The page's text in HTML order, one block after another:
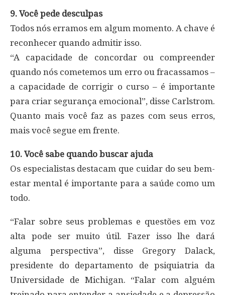
9. Você pede desculpas
Todos nós erramos em algum momento. A chave é
reconhecer quando admitir isso.
“A capacidade de concordar ou compreender
quando nós cometemos um erro ou fracassamos –
a capacidade de corrigir o curso – é importante
para criar segurança emocional”, disse Carlstrom.
Quanto mais você faz as pazes com seus erros,
mais você segue em frente.
10. Você sabe quando buscar ajuda
Os especialistas destacam que cuidar do seu bem-
estar mental é importante para a saúde como um
todo.
“Falar sobre seus problemas e questões em voz
alta pode ser muito útil. Fazer isso lhe dará
alguma perspectiva”, disse Gregory Dalack,
presidente do departamento de psiquiatria da
Universidade de Michigan. “Falar com alguém